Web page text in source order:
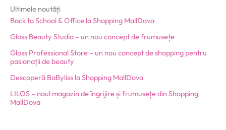
Ultimele noutăți
Back to School & Office la Shopping MallDova
Gloss Beauty Studio – un nou concept de frumusețe
Gloss Professional Store – un nou concept de shopping pentru
pasionații de beauty
Descoperă BaByliss la Shopping MallDova
LILOS – noul magazin de îngrijire și frumusețe din Shopping
MallDova